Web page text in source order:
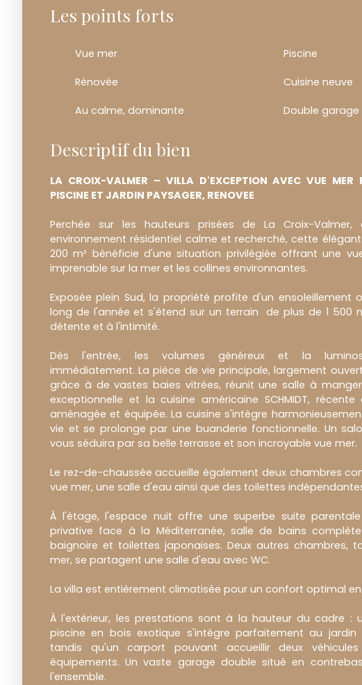
Les points forts
Vue mer Piscine
Rénovée Cuisine neuve
Au calme, dominante Double garage
Descriptif du bien
LA CROIX-VALMER – VILLA D'EXCEPTION AVEC VUE MER
PISCINE ET JARDIN PAYSAGER, RENOVEE
Perchée sur les hauteurs prisées de La Croix-
environnement résidentiel calme et recherché, cette
200 m² bénéficie d'une situation privilégiée offrant une
imprenable sur la mer et les collines environnantes.
Exposée plein Sud, la propriété profite d'un ensoleillement
long de l'année et s'étend sur un terrain de plus de 1 500
détente et à l'intimité.
Dès l'entrée, les volumes généreux et la
immédiatement. La pièce de vie principale, largement
grâce à de vastes baies vitrées, réunit une salle à
exceptionnelle et la cuisine américaine SCHMIDT,
aménagée et équipée. La cuisine s'intègre
vie et se prolonge par une buanderie fonctionnelle. Un
vous séduira par sa belle terrasse et son incroyable vue mer.
Le rez-de-chaussée accueille également deux chambres
vue mer, une salle d'eau ainsi que des toilettes
À l'étage, l'espace nuit offre une superbe suite
privative face à la Méditerranée, salle de bains
baignoire et toilettes japonaises. Deux autres chambres,
mer, se partagent une salle d'eau avec WC.
La villa est entièrement climatisée pour un confort optimal
À l'extérieur, les prestations sont à la hauteur du cadre :
piscine en bois exotique s'intègre parfaitement au jardin
tandis qu'un carport pouvant accueillir deux
équipements. Un vaste garage double situé en
l'ensemble.